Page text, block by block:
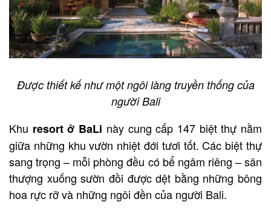
Được thiết kế như một ngôi làng truyền thống của
người Bali
Khu resort ở BaLi này cung cấp 147 biệt thự nằm
giữa những khu vườn nhiệt đới tươi tốt. Các biệt thự
sang trọng – mỗi phòng đều có bể ngâm riêng – sân
thượng xuống sườn đồi được dệt bằng những bông
hoa rực rỡ và những ngôi đền của người Bali.